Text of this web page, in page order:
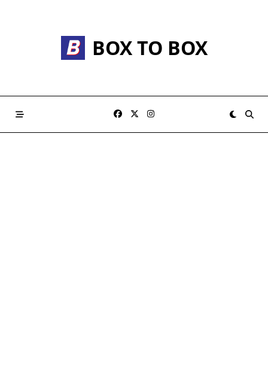
BOX TO BOX